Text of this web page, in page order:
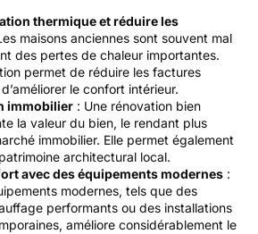
thermique et réduire les
maisons anciennes sont souvent mal
des pertes de chaleur importantes.
permet de réduire les factures
le confort intérieur.
immobilier : Une rénovation bien
la valeur du bien, le rendant plus
immobilier. Elle permet également
architectural local.
avec des équipements modernes :
modernes, tels que des
performants ou des installations
améliore considérablement le